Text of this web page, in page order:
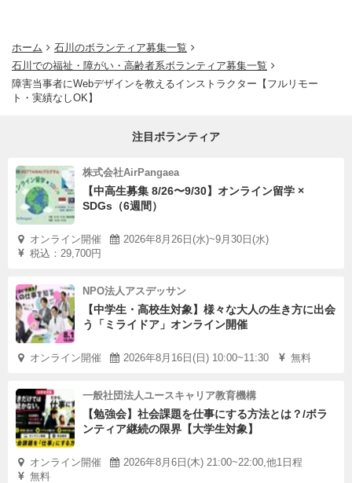
ホーム
石川のボランティア募集一覧
石川での福祉・障がい・高齢者系ボランティア募集一覧
障害当事者にWebデザインを教えるインストラクター【フルリモー
ト・実績なしOK】
注目ボランティア
株式会社AirPangaea
【中高生募集 8/26〜9/30】オンライン留学 ×
SDGs（6週間）
オンライン開催
2026年8月26日(水)~9月30日(水)
税込：29,700円
NPO法人アスデッサン
【中学生・高校生対象】様々な大人の生き方に出会
う「ミライドア」オンライン開催
オンライン開催 2026年8月16日(日) 10:00~11:30 無料
一般社団法人ユースキャリア教育機構
【勉強会】社会課題を仕事にする方法とは？/ボラ
ンティア継続の限界【大学生対象】
オンライン開催
2026年8月6日(木) 21:00~22:00,他1日程
無料